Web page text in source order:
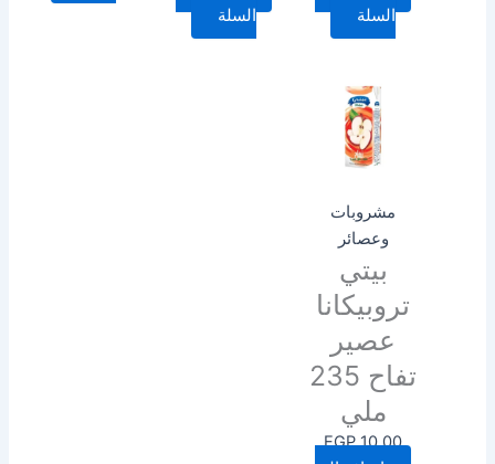
السلة
السلة
مشروبات
وعصائر
بيتي
تروبيكانا
عصير
تفاح 235
ملي
EGP10.00